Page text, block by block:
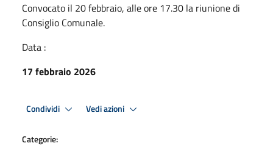
Convocato il 20 febbraio, alle ore 17.30 la riunione di
Consiglio Comunale.
Data :
17 febbraio 2026
Condividi Vedi azioni
Categorie: